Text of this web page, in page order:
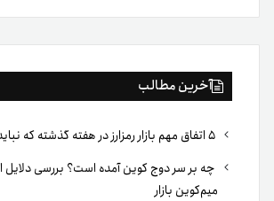
بوک
آخرین مطالب
چه بر سر دوج کوین آمده است؟ بررسی
میم‌کوین بازار